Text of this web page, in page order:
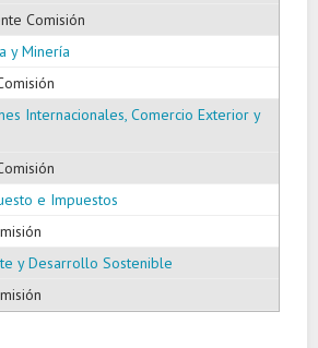
Comisión
y Minería
Internacionales, Comercio Exterior y
e Impuestos
y Desarrollo Sostenible